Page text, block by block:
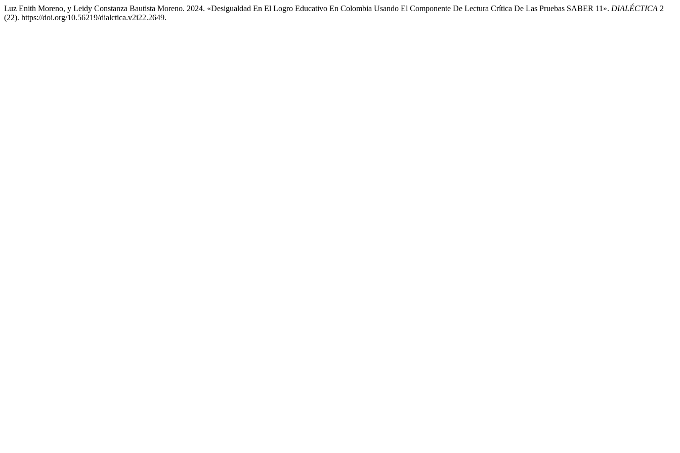
Luz Enith Moreno, y Leidy Constanza Bautista Moreno. 2024. «Desigualdad En El Logro Educativo En Colombia Usando El Componente De Lectura Crítica De Las Pruebas SABER 11». DIALÉCTICA 2
(22). https://doi.org/10.56219/dialctica.v2i22.2649.